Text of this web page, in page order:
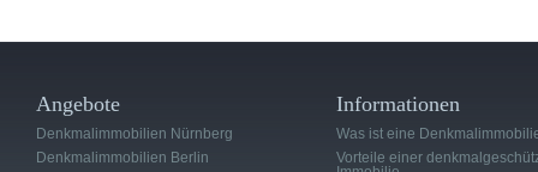
Angebote
Denkmalimmobilien Nürnberg
Denkmalimmobilien Berlin
Informationen
Was ist eine
Vorteile einer